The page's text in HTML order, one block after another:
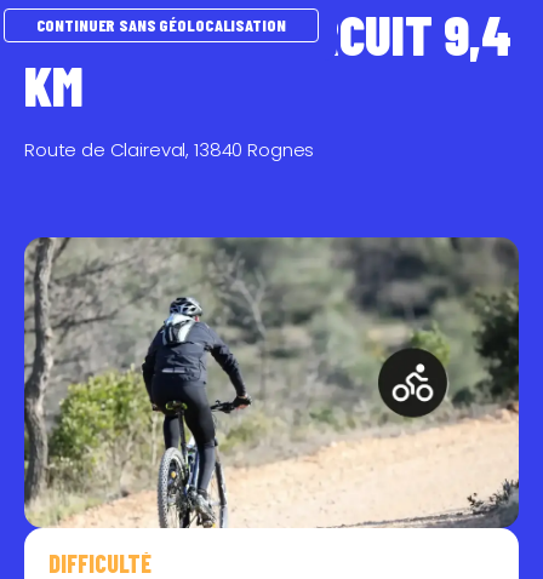
CLAIREVAL- CIRCUIT 9,4
KM
Route de Claireval, 13840 Rognes
DIFFICULTÉ
CONTINUER SANS GÉOLOCALISATION